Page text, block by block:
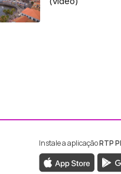
da RTP Madeira
da RTP
Instale a aplicaçãoRTP